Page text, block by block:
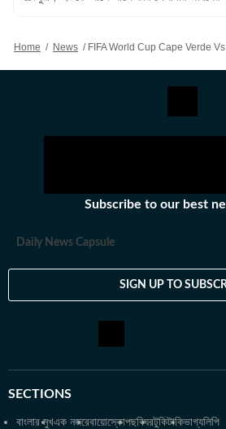
বিষয়ে তাঁর আগ্রহ সবচেয়ে বেশি। কলকাতা বিশ্ববিদ্যালয় থেকে সাংবাদিকতায়
ভারতে কাজ করার অভিজ্ঞতা রয়েছে অভিজিতের।
জকি হিসেবেও কাজ করেছিলেন তিনি। খবরের জগৎ
থেকে। এরপর কলকাতা বিশ্ববিদ্যালয় থেকে একই
বই পড়ে এবং বিভিন্ন বিষয়ে ডকুমেন্টারি দেখে।
Home / News / FIFA World Cup Cape Verde Vs Spain: স্পেনকে থামিয়ে
Subscribe to our best
Daily News Capsule
SIGN UP TO
SECTIONS
বাংলার মুখএক নজরেবায়োস্কোপছবিঘরটুকিটাকিভাগ্যলিপি